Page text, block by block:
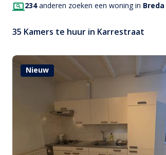
234anderen zoeken een woning in Breda
35 Kamers te huur in Karrestraat
Nieuw